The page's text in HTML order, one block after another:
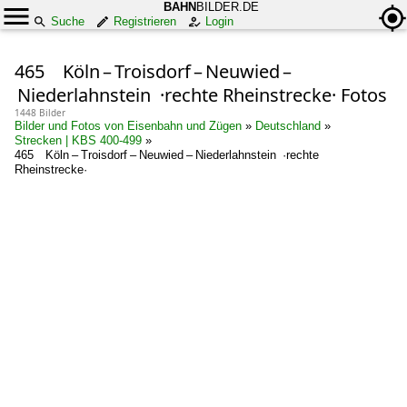
BAHN BILDER.DE
Suche
Registrieren Login
465 Köln – Troisdorf – Neuwied –
Niederlahnstein ·rechte Rheinstrecke· Fotos
1448 Bilder
Bilder und Fotos von Eisenbahn und Zügen » Deutschland »
Strecken | KBS 400-499 »
465 Köln – Troisdorf – Neuwied – Niederlahnstein ·rechte
Rheinstrecke·